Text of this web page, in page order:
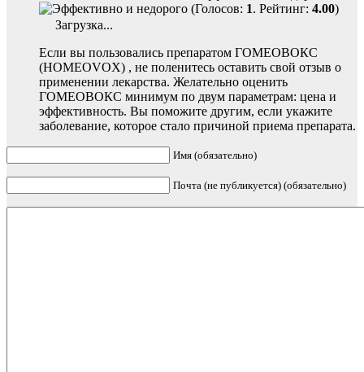
(Голосов: 1. Рейтинг: 4.00)
Загрузка...
Если вы пользовались препаратом ГОМЕОВОКС
(HOMEOVOX) , не поленитесь оставить свой отзыв о
применении лекарства. Желательно оценить
ГОМЕОВОКС минимум по двум параметрам: цена и
эффективность. Вы поможите другим, если укажите
заболевание, которое стало причиной приема препарата.
Имя (обязательно)
Почта (не публикуется) (обязательно)